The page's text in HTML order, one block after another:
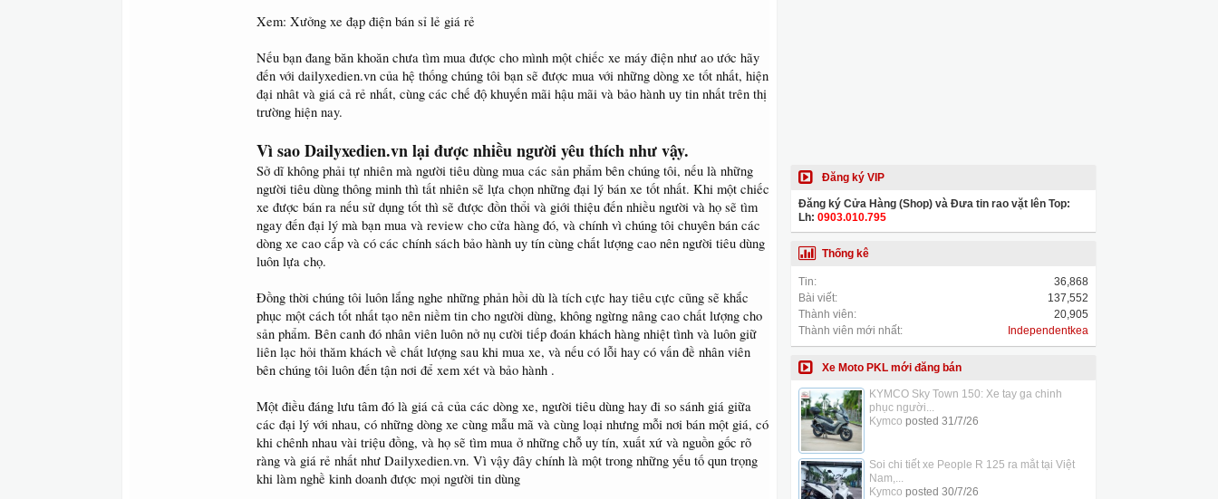
Xem: Xưởng xe đạp điện bán sỉ lẻ giá rẻ
Nếu bạn đang băn khoăn chưa tìm mua được cho mình một chiếc xe máy điện như ao ước hãy
đến với dailyxedien.vn của hệ thống chúng tôi bạn sẽ được mua với những dòng xe tốt nhất, hiện
đại nhât và giá cả rẻ nhất, cùng các chế độ khuyến mãi hậu mãi và bảo hành uy tin nhất trên thị
trường hiện nay.
Vì sao Dailyxedien.vn lại được nhiều người yêu thích như vậy.
Sở dĩ không phải tự nhiên mà người tiêu dùng mua các sản phẩm bên chúng tôi, nếu là những
người tiêu dùng thông minh thì tất nhiên sẽ lựa chọn những đại lý bán xe tốt nhất. Khi một chiếc
xe được bán ra nếu sử dụng tốt thì sẽ được đồn thổi và giới thiệu đến nhiều người và họ sẽ tìm
ngay đến đại lý mà bạn mua và review cho cửa hàng đó, và chính vì chúng tôi chuyên bán các
dòng xe cao cấp và có các chính sách bảo hành uy tín cùng chất lượng cao nên người tiêu dùng
luôn lựa chọ.
Đồng thời chúng tôi luôn lắng nghe những phản hồi dù là tích cực hay tiêu cực cũng sẽ khắc
phục một cách tốt nhất tạo nên niềm tin cho người dùng, không ngừng nâng cao chất lượng cho
sản phẩm. Bên canh đó nhân viên luôn nở nụ cười tiếp đoán khách hàng nhiệt tình và luôn giữ
liên lạc hỏi thăm khách về chất lượng sau khi mua xe, và nếu có lỗi hay có vấn đề nhân viên
bên chúng tôi luôn đến tận nơi để xem xét và bảo hành .
Một điều đáng lưu tâm đó là giá cả của các dòng xe, người tiêu dùng hay đi so sánh giá giữa
các đại lý với nhau, có những dòng xe cùng mẫu mã và cùng loại nhưng mỗi nơi bán một giá, có
khi chênh nhau vài triệu đồng, và họ sẽ tìm mua ở những chỗ uy tín, xuất xứ và nguồn gốc rõ
ràng và giá rẻ nhất như Dailyxedien.vn. Vì vậy đây chính là một trong những yếu tố qun trọng
khi làm nghề kinh doanh được mọi người tin dùng
Đăng ký VIP
Đăng ký Cửa Hàng (Shop) và Đưa tin rao vặt lên Top:
Lh: 0903.010.795
Thống kê
Tin:
36,868
Bài viết:
137,552
Thành viên:
20,905
Thành viên mới nhất:
Independentkea
Xe Moto PKL mới đăng bán
KYMCO Sky Town 150: Xe tay ga chinh
phục người...
Kymco posted 31/7/26
Soi chi tiết xe People R 125 ra mắt tại Việt
Nam,...
Kymco posted 30/7/26